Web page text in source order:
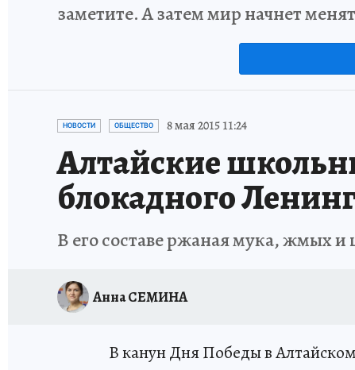
заметите. А затем мир начнет
НОВОСТИ ОБЩЕСТВО 8 мая 2015 11:24
Алтайские
блокадного
В его составе ржаная мука, жмых и
Анна СЕМИНА
В канун Дня Победы в